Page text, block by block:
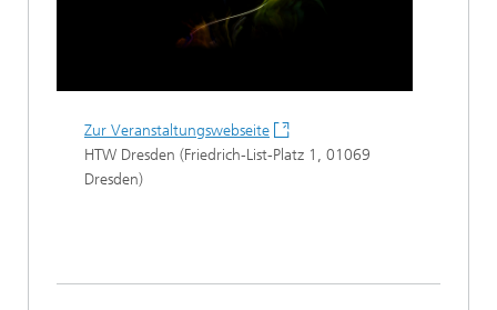
Zur Veranstaltungswebseite
HTW Dresden (Friedrich-List-Platz 1, 01069
Dresden)